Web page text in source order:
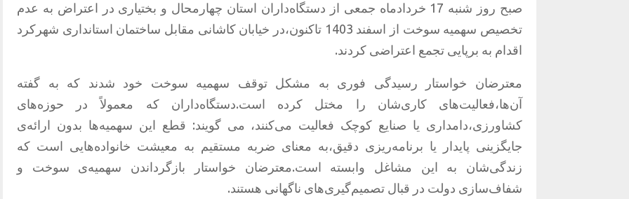
صبح روز شنبه 17 خردادماه جمعی از دستگاه‌داران استان چهارمحال و بختیاری در اعتراض به عدم
تخصیص سهمیه سوخت از اسفند 1403 تاکنون،در خیابان کاشانی مقابل ساختمان استانداری شهرکرد
اقدام به برپایی تجمع اعتراضی کردند.
معترضان خواستار رسیدگی فوری به مشکل توقف سهمیه سوخت خود شدند که به گفته
آن‌ها،فعالیت‌های کاری‌شان را مختل کرده است.دستگاه‌داران که معمولاً در حوزه‌های
کشاورزی،دامداری یا صنایع کوچک فعالیت می‌کنند، می گویند: قطع این سهمیه‌ها بدون ارائه‌ی
جایگزینی پایدار یا برنامه‌ریزی دقیق،به معنای ضربه مستقیم به معیشت خانواده‌هایی است که
زندگی‌شان به این مشاغل وابسته است.معترضان خواستار بازگرداندن سهمیه‌ی سوخت و
شفاف‌سازی دولت در قبال تصمیم‌گیری‌های ناگهانی هستند.